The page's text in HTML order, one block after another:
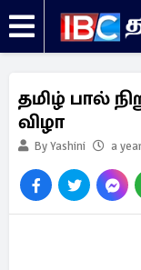
தமிழ் பால்
விழா
By Yashini a